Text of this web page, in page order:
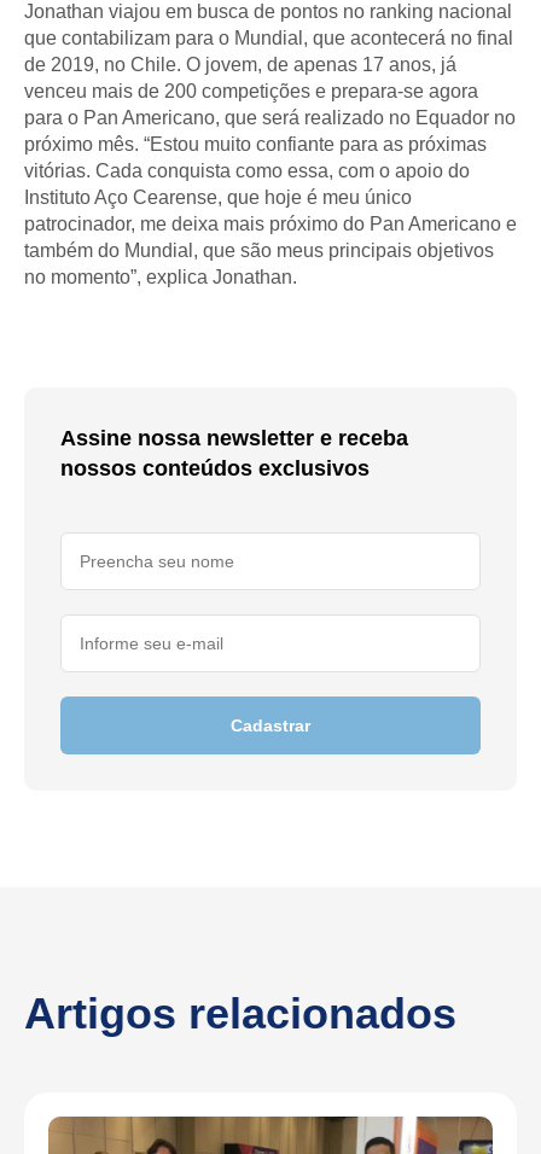
Jonathan viajou em busca de pontos no ranking nacional
que contabilizam para o Mundial, que acontecerá no final
de 2019, no Chile. O jovem, de apenas 17 anos, já
venceu mais de 200 competições e prepara-se agora
para o Pan Americano, que será realizado no Equador no
próximo mês. “Estou muito confiante para as próximas
vitórias. Cada conquista como essa, com o apoio do
Instituto Aço Cearense, que hoje é meu único
patrocinador, me deixa mais próximo do Pan Americano e
também do Mundial, que são meus principais objetivos
no momento”, explica Jonathan.
Assine nossa newsletter e receba
nossos conteúdos exclusivos
Cadastrar
Artigos relacionados